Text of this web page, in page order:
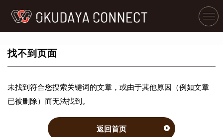
找不到页面
未找到符合您搜索关键词的文章，或由于其他原因（例如文章
已被删除）而无法找到。
返回首页